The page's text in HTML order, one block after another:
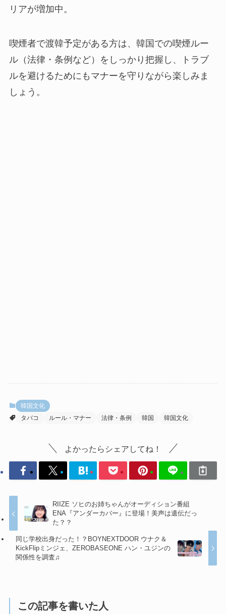
リアが増加中。
喫煙者で渡韓予定がある方は、韓国での喫煙ルー
ル（法律・条例など）をしっかり把握し、トラブ
ルを避けるためにもマナーを守りながら楽しみま
しょう。
韓国文化
タバコ
ルール・マナー 法律・条例 韓国 韓国文化
よかったらシェアしてね！
RIIZE ソヒのお姉ちゃんがオーディション番組
ENA『アンダーカバー』に登場！美声は遺伝だっ
た？？
同じ学校出身だった！？BOYNEXTDOOR ウナク＆
KickFlipミンジェ、ZEROBASEONE ハン・ユジンの
関係性を調査♫
この記事を書いた人